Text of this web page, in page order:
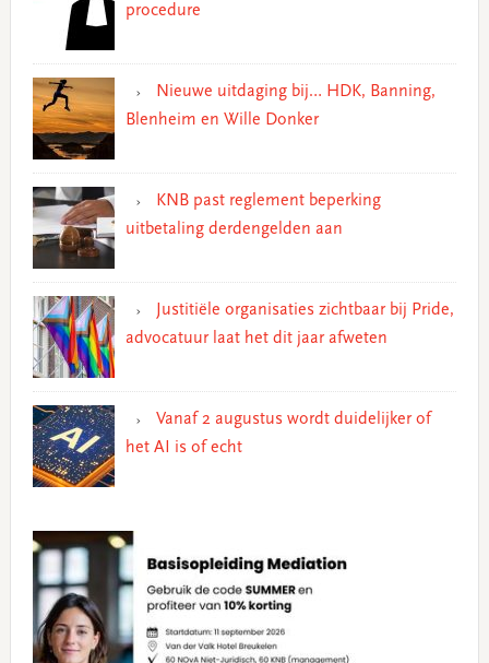
procedure
Nieuwe uitdaging bij… HDK, Banning,
Blenheim en Wille Donker
KNB past reglement beperking
uitbetaling derdengelden aan
Justitiële organisaties zichtbaar bij Pride,
advocatuur laat het dit jaar afweten
Vanaf 2 augustus wordt duidelijker of
het AI is of echt